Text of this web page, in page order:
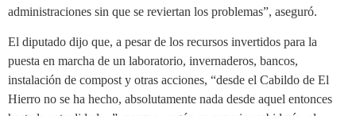
administraciones sin que se reviertan los problemas”, aseguró.
El diputado dijo que, a pesar de los recursos invertidos para la
puesta en marcha de un laboratorio, invernaderos, bancos,
instalación de compost y otras acciones, “desde el Cabildo de El
Hierro no se ha hecho, absolutamente nada desde aquel entonces